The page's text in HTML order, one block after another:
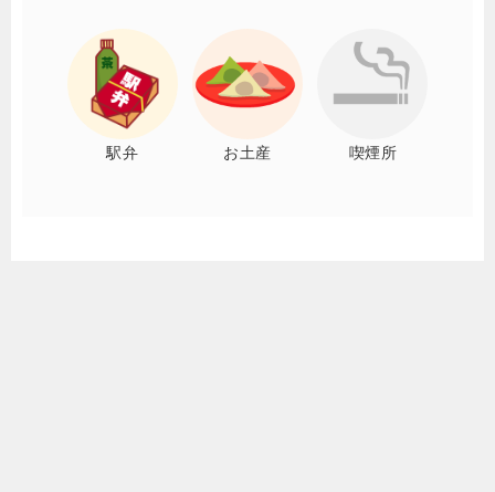
駅弁 お土産 喫煙所